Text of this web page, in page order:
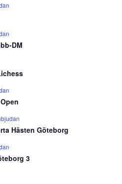
DM
Hästen Göteborg
3